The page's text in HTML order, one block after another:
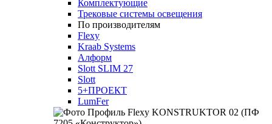
Комплектующие
Трековые системы освещения
По производителям
Flexy
Kraab Systems
Алформ
Slott SLIM 27
Slott
5+ПРОЕКТ
LumFer